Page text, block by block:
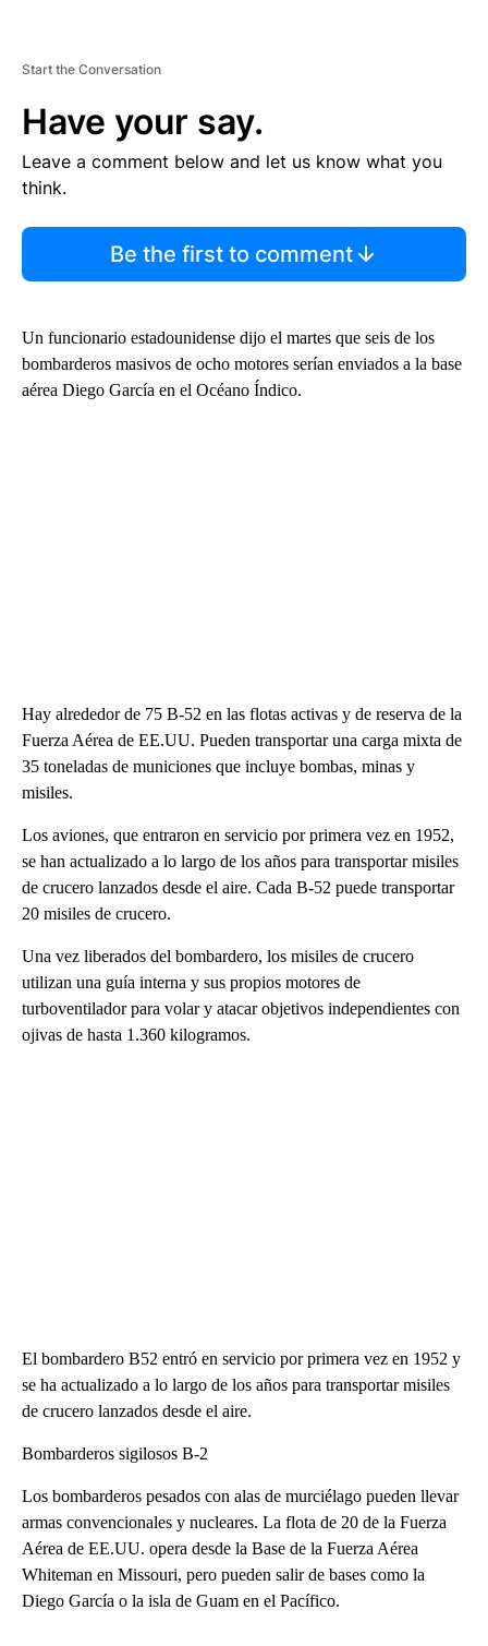
Start the Conversation
Have your say.
Leave a comment below and let us know what you
think.
Be the first to comment
Un funcionario estadounidense dijo el martes que seis de los
bombarderos masivos de ocho motores serían enviados a la base
aérea Diego García en el Océano Índico.
Hay alrededor de 75 B-52 en las flotas activas y de reserva de la
Fuerza Aérea de EE.UU. Pueden transportar una carga mixta de
35 toneladas de municiones que incluye bombas, minas y
misiles.
Los aviones, que entraron en servicio por primera vez en 1952,
se han actualizado a lo largo de los años para transportar misiles
de crucero lanzados desde el aire. Cada B-52 puede transportar
20 misiles de crucero.
Una vez liberados del bombardero, los misiles de crucero
utilizan una guía interna y sus propios motores de
turboventilador para volar y atacar objetivos independientes con
ojivas de hasta 1.360 kilogramos.
El bombardero B52 entró en servicio por primera vez en 1952 y
se ha actualizado a lo largo de los años para transportar misiles
de crucero lanzados desde el aire.
Bombarderos sigilosos B-2
Los bombarderos pesados con alas de murciélago pueden llevar
armas convencionales y nucleares. La flota de 20 de la Fuerza
Aérea de EE.UU. opera desde la Base de la Fuerza Aérea
Whiteman en Missouri, pero pueden salir de bases como la
Diego García o la isla de Guam en el Pacífico.